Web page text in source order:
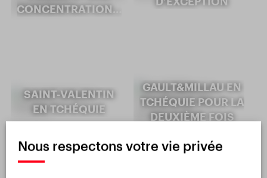
CONCENTRATION…
SAINT-VALENTIN
EN TCHÉQUIE
GAULT&MILLAU EN
TCHÉQUIE POUR LA
DEUXIÈME FOIS
Nous respectons votre vie privée